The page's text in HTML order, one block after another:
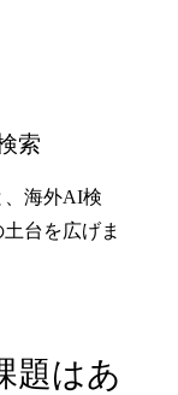
索
、海外AI検
台を広げま
題はあ